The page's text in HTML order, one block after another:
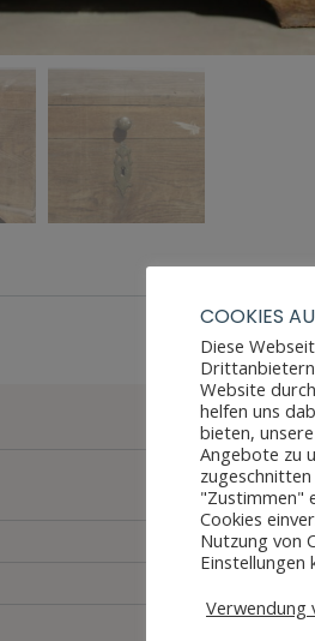
COOKIES
Diese
Website
helfen uns
bieten,
Angebote zu
"Zustimmen"
Cookies
Nutzung von
Einstellungen
Verwendung